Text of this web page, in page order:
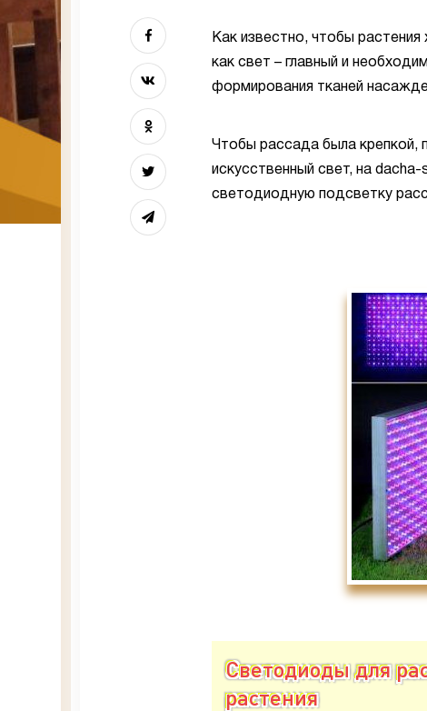
Как известно, чтобы
как свет – главный и
формирования тканей
Чтобы рассада была крепкой,
искусственный свет, на
светодиодную подсветку
Светодиоды для
растения